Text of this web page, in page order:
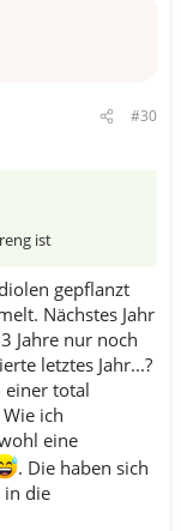
#30
ist
gepflanzt
Nächstes Jahr
Jahre nur noch
letztes Jahr...?
einer total
ich
eine
. Die haben sich
in die